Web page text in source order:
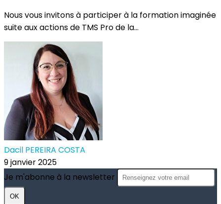
Nous vous invitons à participer à la formation imaginée
suite aux actions de TMS Pro de la...
Dacil PEREIRA COSTA
9 janvier 2025
Je m'abonne à la newsletter
OK